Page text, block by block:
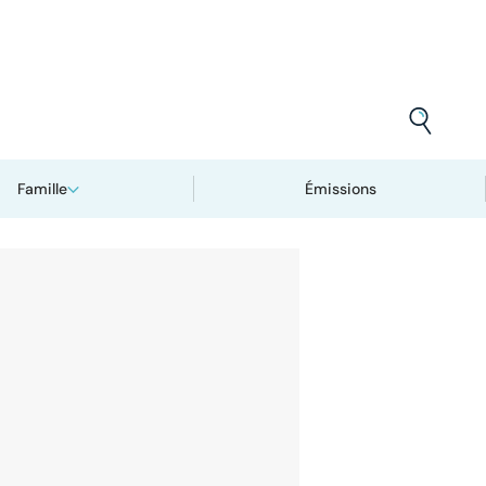
Famille Émissions